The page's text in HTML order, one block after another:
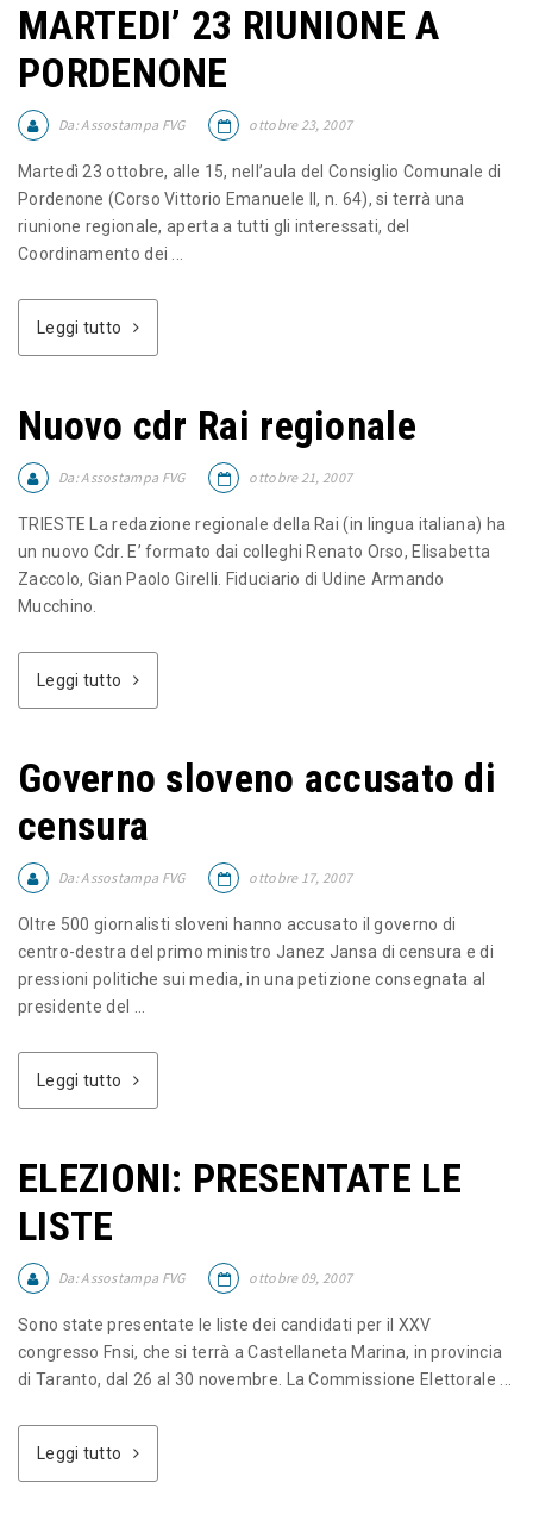
MARTEDI’ 23 RIUNIONE A
PORDENONE
Da:Assostampa FVG ottobre 23, 2007
Martedì 23 ottobre, alle 15, nell’aula del Consiglio Comunale di
Pordenone (Corso Vittorio Emanuele II, n. 64), si terrà una
riunione regionale, aperta a tutti gli interessati, del
Coordinamento dei ...
Leggi tutto
Nuovo cdr Rai regionale
Da:Assostampa FVG ottobre 21, 2007
TRIESTE La redazione regionale della Rai (in lingua italiana) ha
un nuovo Cdr. E’ formato dai colleghi Renato Orso, Elisabetta
Zaccolo, Gian Paolo Girelli. Fiduciario di Udine Armando
Mucchino.
Leggi tutto
Governo sloveno accusato di
censura
Da:Assostampa FVG ottobre 17, 2007
Oltre 500 giornalisti sloveni hanno accusato il governo di
centro-destra del primo ministro Janez Jansa di censura e di
pressioni politiche sui media, in una petizione consegnata al
presidente del ...
Leggi tutto
ELEZIONI: PRESENTATE LE
LISTE
Da:Assostampa FVG ottobre 09, 2007
Sono state presentate le liste dei candidati per il XXV
congresso Fnsi, che si terrà a Castellaneta Marina, in provincia
di Taranto, dal 26 al 30 novembre. La Commissione Elettorale ...
Leggi tutto